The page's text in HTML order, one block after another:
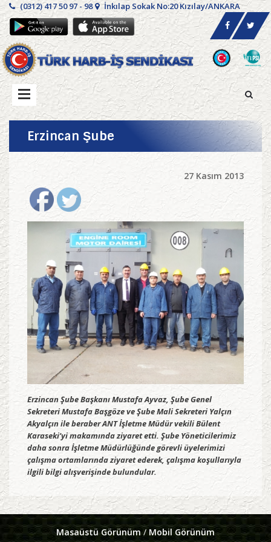
(0312) 417 50 97 - 98 İnkılap Sokak No:20 Kızılay/ANKARA
Erzincan Şube
27 Kasım 2013
Erzincan Şube Başkanı Mustafa Ayvaz, Şube Genel
Sekreteri Mustafa Başgöze ve Şube Mali Sekreteri Yalçın
Akyalçın ile beraber ANT İşletme Müdür vekili Bülent
Karaseki’yi makamında ziyaret etti. Şube Yöneticilerimiz
daha sonra İşletme Müdürlüğünde görevli üyelerimizi
çalışma ortamlarında ziyaret ederek, çalışma koşullarıyla
ilgili bilgi alışverişinde bulundular.
Masaüstü Görünüm/ Mobil Görünüm